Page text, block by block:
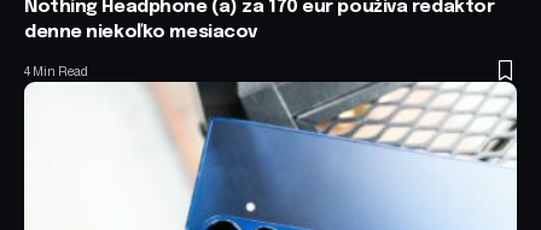
Nothing Headphone (a) za 170 eur používa redaktor
denne niekoľko mesiacov
4 Min Read